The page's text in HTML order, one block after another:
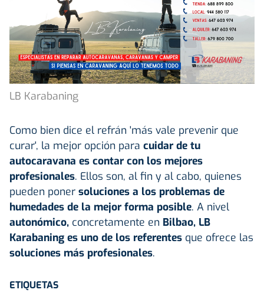
LB Karabaning
Como bien dice el refrán 'más vale prevenir que
curar', la mejor opción para cuidar de tu
autocaravana es contar con los mejores
profesionales. Ellos son, al fin y al cabo, quienes
pueden poner soluciones a los problemas de
humedades de la mejor forma posible. A nivel
autonómico, concretamente en Bilbao, LB
Karabaning es uno de los referentes que ofrece las
soluciones más profesionales.
ETIQUETAS